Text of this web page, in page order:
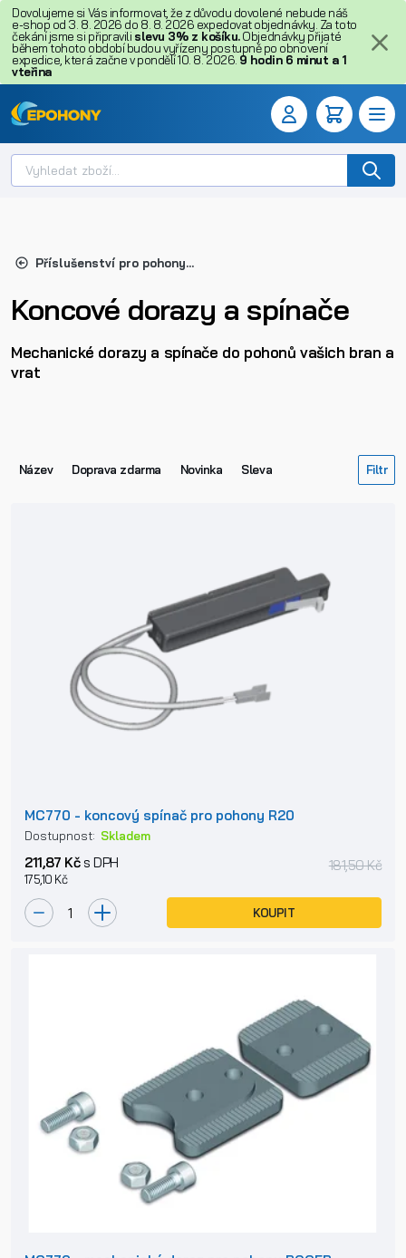
Dovolujeme si Vás informovat, že z důvodu dovolené nebude náš
e-shop od 3. 8. 2026 do 8. 8. 2026 expedovat objednávky. Za toto
čekání jsme si připravili slevu 3% z košíku.Objednávky přijaté
během tohoto období budou vyřízeny postupně po obnovení
expedice, která začne v pondělí 10. 8. 2026. 9 hodin 6 minut a 1
vteřina
Příslušenství pro pohony bran a vrat
Koncové dorazy a spínače
Mechanické dorazy a spínače do pohonů vašich bran a
vrat
Název Doprava zdarma Novinka Sleva
MC770 - koncový spínač pro pohony R20
Dostupnost: Skladem
211,87 Kčs DPH
175,10 Kč
181,50 Kč
KOUPIT